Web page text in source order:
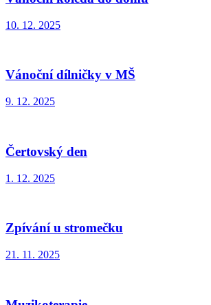
10. 12. 2025
Vánoční dílničky v MŠ
9. 12. 2025
Čertovský den
1. 12. 2025
Zpívání u stromečku
21. 11. 2025